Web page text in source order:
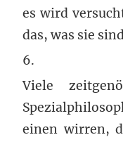
es wird
das, was sie
6.
Viele
einen wirren,